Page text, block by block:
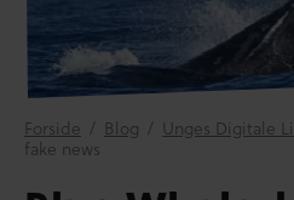
Forside / Blog / Unges Digitale
fake news